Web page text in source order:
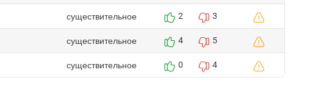
существительное 2 3
существительное 4 5
существительное 0 4